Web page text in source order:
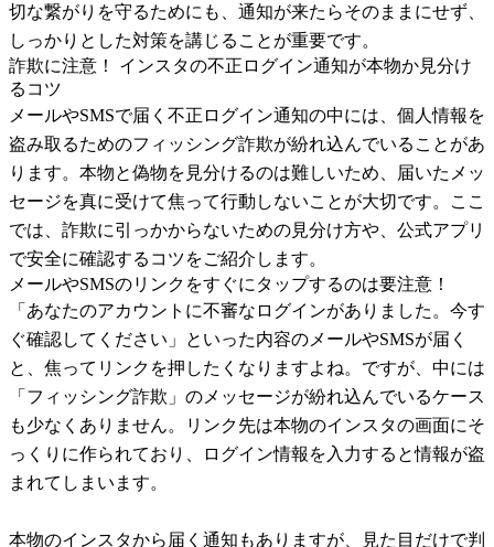
切な繋がりを守るためにも、通知が来たらそのままにせず、
しっかりとした対策を講じることが重要です。
詐欺に注意！ インスタの不正ログイン通知が本物か見分け
るコツ
メールやSMSで届く不正ログイン通知の中には、個人情報を
盗み取るためのフィッシング詐欺が紛れ込んでいることがあ
ります。本物と偽物を見分けるのは難しいため、届いたメッ
セージを真に受けて焦って行動しないことが大切です。ここ
では、詐欺に引っかからないための見分け方や、公式アプリ
で安全に確認するコツをご紹介します。
メールやSMSのリンクをすぐにタップするのは要注意！
「あなたのアカウントに不審なログインがありました。今す
ぐ確認してください」といった内容のメールやSMSが届く
と、焦ってリンクを押したくなりますよね。ですが、中には
「フィッシング詐欺」のメッセージが紛れ込んでいるケース
も少なくありません。リンク先は本物のインスタの画面にそ
っくりに作られており、ログイン情報を入力すると情報が盗
まれてしまいます。
本物のインスタから届く通知もありますが、見た目だけで判